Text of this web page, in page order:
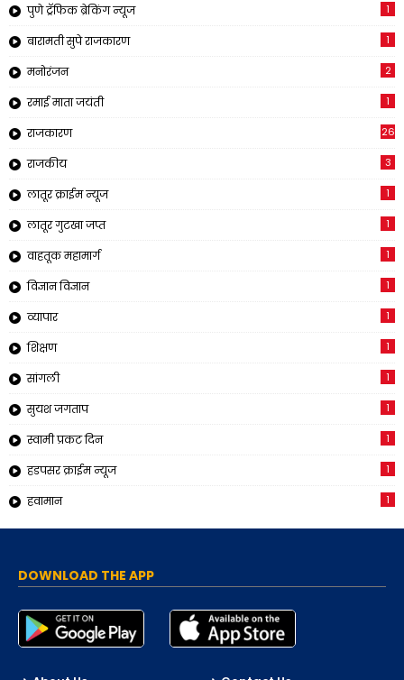
पुणे ट्रॅफिक ब्रेकिंग न्यूज 1
बारामती सुपे राजकारण 1
मनोरंजन 2
रमाई माता जयंती 1
राजकारण 26
राजकीय 3
लातूर क्राईम न्यूज 1
लातूर गुटखा जप्त 1
वाहतूक महामार्ग 1
विज्ञान विज्ञान 1
व्यापार 1
शिक्षण 1
सांगली 1
सुयश जगताप 1
स्वामी प्रकट दिन 1
हडपसर क्राईम न्यूज 1
हवामान 1
DOWNLOAD THE APP